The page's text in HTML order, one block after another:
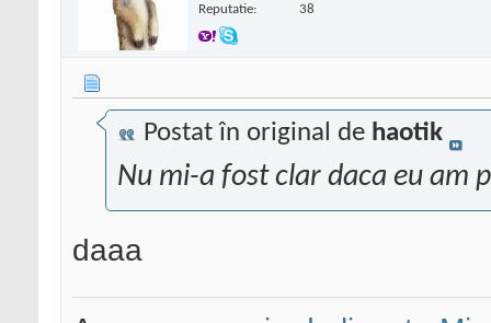
Reputatie: 38
Postat în original de haotik
Nu mi-a fost clar daca eu am
daaa